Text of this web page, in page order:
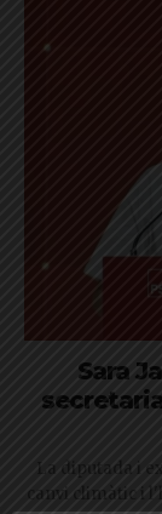
Sara
La diputada i
canvi climàtic i